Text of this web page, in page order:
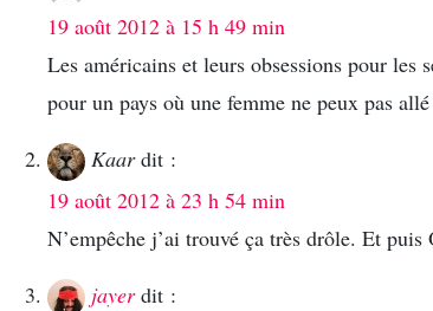
19 août 2012 à 15 h 49 min
Les américains et leurs obsessions pour
pour un pays où une femme ne peux pas
Kaar dit :
19 août 2012 à 23 h 54 min
N’empêche j’ai trouvé ça très drôle. Et
jayer dit :